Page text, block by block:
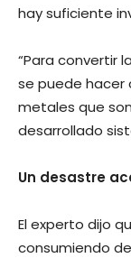
hay suficiente
“Para convertir
se puede hacer
metales que
desarrollado
Un desastre
El experto dijo
consumiendo